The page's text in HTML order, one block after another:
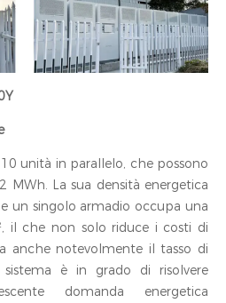
unità in parallelo, che possono
MWh. La sua densità energetica
un singolo armadio occupa una
il che non solo riduce i costi di
anche notevolmente il tasso di
è in grado di risolvere
domanda energetica